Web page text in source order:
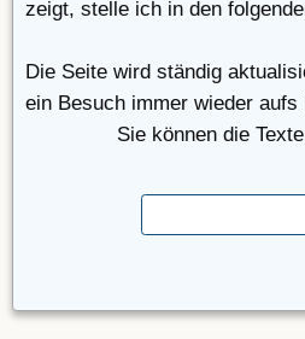
zeigt, stelle ich in den
Die Seite wird ständig
ein Besuch immer wieder aufs
Sie können die